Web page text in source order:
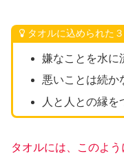
タオルに込められた
嫌なことを水に
悪いことは続か
人と人との縁を
タオルには、このよ